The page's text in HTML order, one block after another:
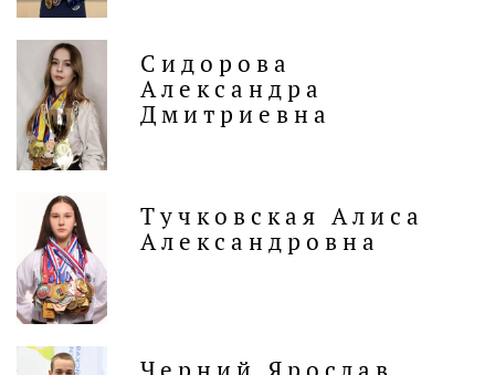
Сидорова
Александра
Дмитриевна
Тучковская Алиса
Александровна